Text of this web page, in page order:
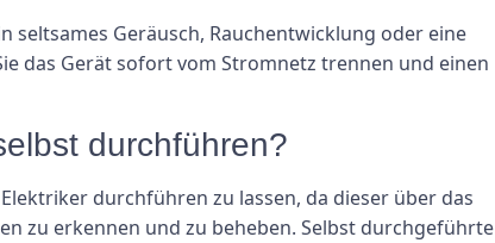
seltsames Geräusch, Rauchentwicklung oder eine
das Gerät sofort vom Stromnetz trennen und einen
durchführen?
durchführen zu lassen, da dieser über das
zu erkennen und zu beheben. Selbst durchgeführte